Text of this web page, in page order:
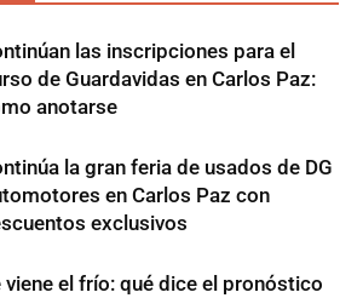
las inscripciones para el
de Guardavidas en Carlos Paz:
anotarse
la gran feria de usados de DG
en Carlos Paz con
exclusivos
viene el frío: qué dice el pronóstico